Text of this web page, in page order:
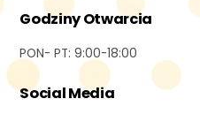
Godziny Otwarcia
PON- PT: 9:00-18:00
Social Media